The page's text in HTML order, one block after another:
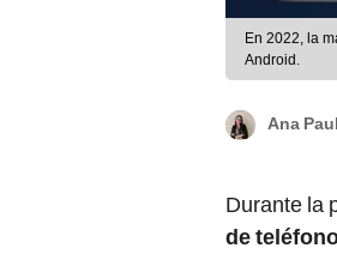
En 2022, la
Android.
Ana
Durante la
de